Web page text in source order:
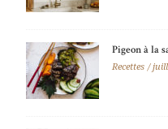
Pigeon à la
Recettes